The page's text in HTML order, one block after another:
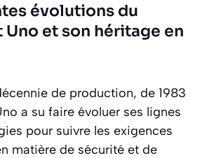
évolutions du
Uno et son héritage en
de production, de 1983
a su faire évoluer ses lignes
pour suivre les exigences
matière de sécurité et de